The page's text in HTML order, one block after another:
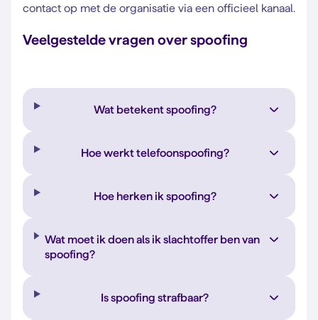
contact op met de organisatie via een officieel kanaal.
Veelgestelde vragen over spoofing
Wat betekent spoofing?
Hoe werkt telefoonspoofing?
Hoe herken ik spoofing?
Wat moet ik doen als ik slachtoffer ben van
spoofing?
Is spoofing strafbaar?